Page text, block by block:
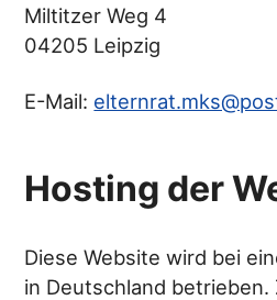
Miltitzer Weg 4
04205 Leipzig
E-Mail:
Hosting der
Diese Website wird bei
in Deutschland betrieben.